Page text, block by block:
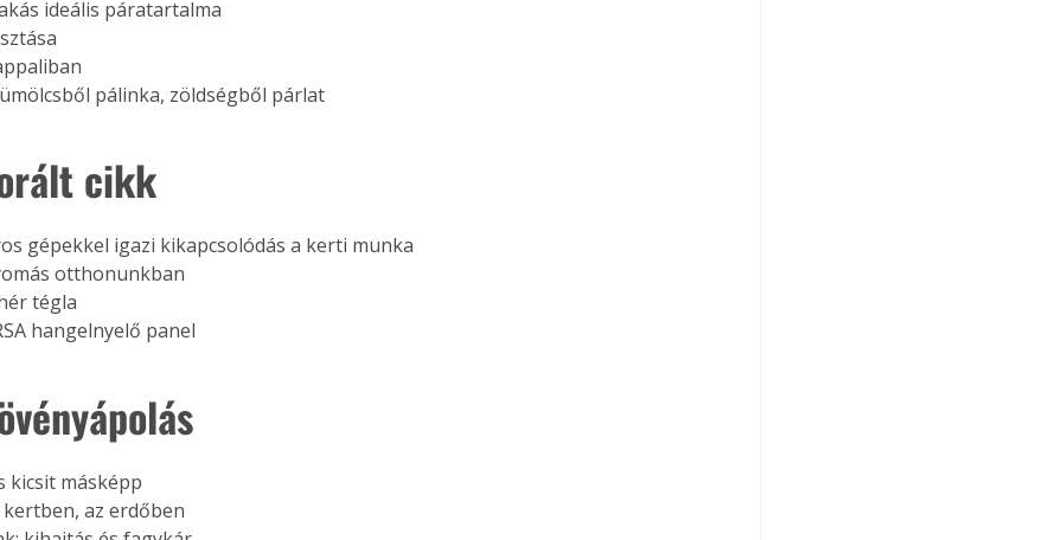
Old
új,
vagy
is
Bárhol,
Együtt jobban megéri!
Bővebb információ itt!
könyvek tetszőleges
párosítással kedvezményes
megrendelhetők!
ideális páratartalma
pálinka, zöldségből párlat
cikk
gépekkel igazi kikapcsolódás a kerti munka
otthonunkban
tégla
hangelnyelő panel
kicsit másképp
az erdőben